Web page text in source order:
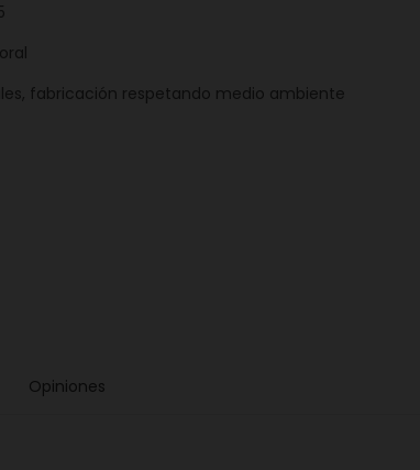
fabricación respetando medio ambiente
Opiniones